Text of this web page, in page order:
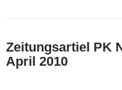
Zeitungsartiel PK
April 2010